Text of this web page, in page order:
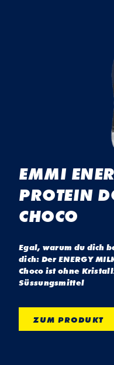
EMMI
PROTEIN
CHOCO
Egal, warum du dich
dich: Der ENERGY
Choco ist ohne
Süssungsmittel
ZUM PRODUKT